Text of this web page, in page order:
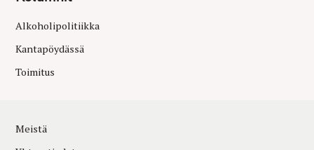
Alkoholipolitiikka
Kantapöydässä
Toimitus
Meistä